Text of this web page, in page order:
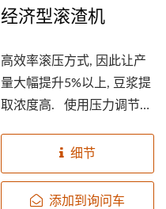
经济型滚渣机
高效率滚压方式, 因此让产
量大幅提升5%以上, 豆浆提
取浓度高. 使用压力调节器
细节
添加到询问车